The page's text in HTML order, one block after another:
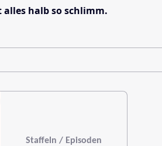
halb so schlimm.
Staffeln / Episoden